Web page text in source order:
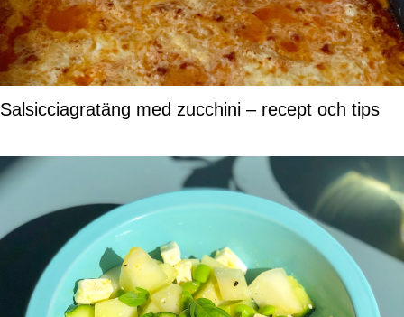
Salsicciagratäng med zucchini – recept och tips